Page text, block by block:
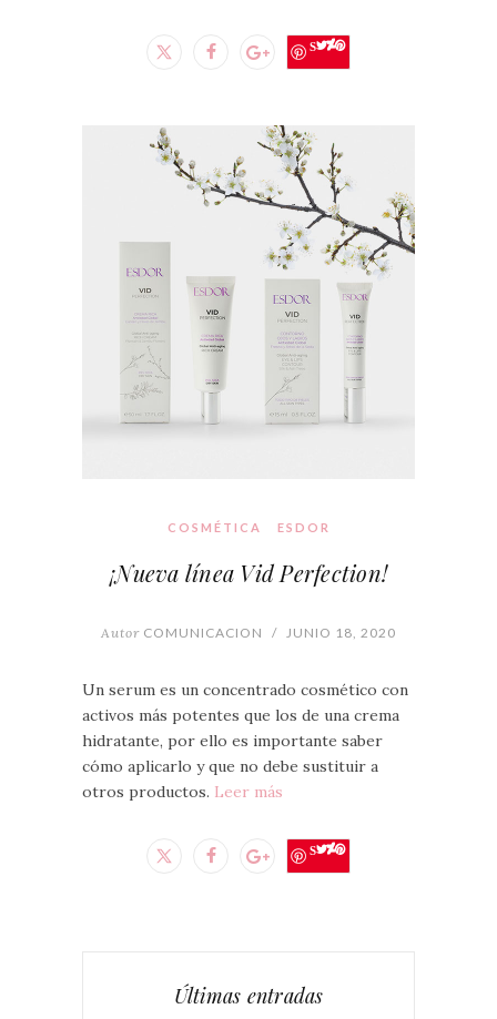
Save
COSMÉTICA ESDOR
¡Nueva línea Vid Perfection!
Autor COMUNICACION / JUNIO 18, 2020
Un serum es un concentrado cosmético con
activos más potentes que los de una crema
hidratante, por ello es importante saber
cómo aplicarlo y que no debe sustituir a
otros productos. Leer más
Save
Últimas entradas